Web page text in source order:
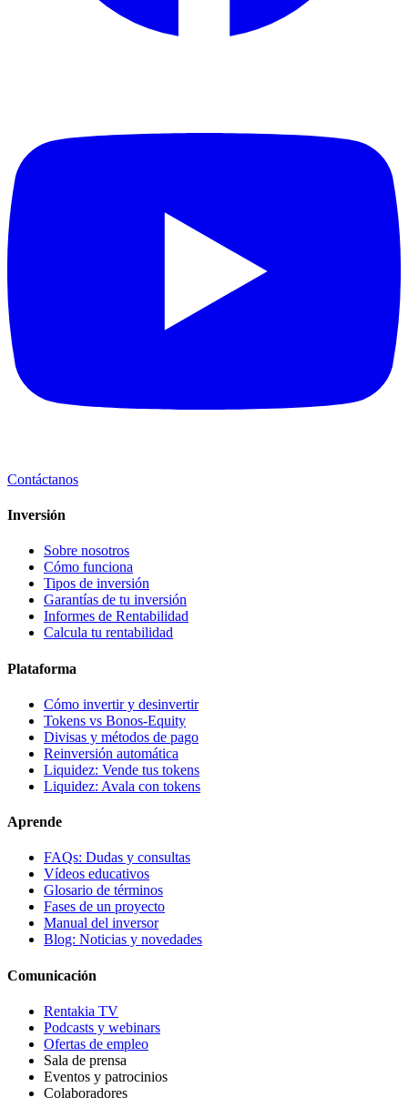
Contáctanos
Inversión
Sobre nosotros
Cómo funciona
Tipos de inversión
Garantías de tu inversión
Informes de Rentabilidad
Calcula tu rentabilidad
Plataforma
Cómo invertir y desinvertir
Tokens vs Bonos-Equity
Divisas y métodos de pago
Reinversión automática
Liquidez: Vende tus tokens
Liquidez: Avala con tokens
Aprende
FAQs: Dudas y consultas
Vídeos educativos
Glosario de términos
Fases de un proyecto
Manual del inversor
Blog: Noticias y novedades
Comunicación
Rentakia TV
Podcasts y webinars
Ofertas de empleo
Sala de prensa
Eventos y patrocinios
Colaboradores